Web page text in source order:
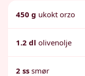
450 g ukokt orzo
1.2 dl olivenolje
2 ss smør